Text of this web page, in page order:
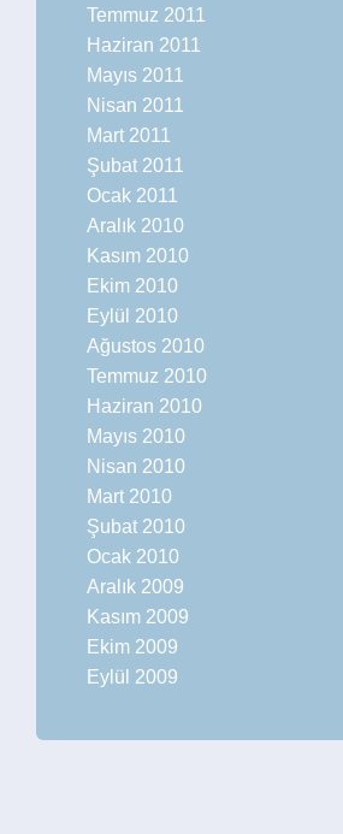
Temmuz 2011
Haziran 2011
Mayıs 2011
Nisan 2011
Mart 2011
Şubat 2011
Ocak 2011
Aralık 2010
Kasım 2010
Ekim 2010
Eylül 2010
Ağustos 2010
Temmuz 2010
Haziran 2010
Mayıs 2010
Nisan 2010
Mart 2010
Şubat 2010
Ocak 2010
Aralık 2009
Kasım 2009
Ekim 2009
Eylül 2009